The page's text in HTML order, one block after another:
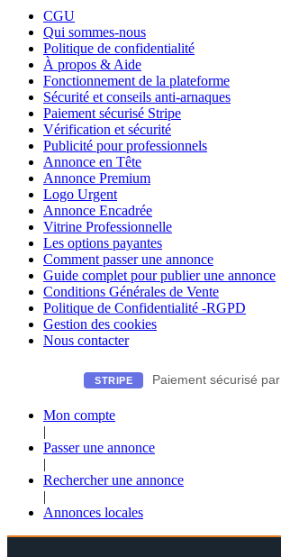
CGU
Qui sommes-nous
Politique de confidentialité
À propos & Aide
Fonctionnement de la plateforme
Sécurité et conseils anti-arnaques
Paiement sécurisé Stripe
Vérification et sécurité
Publicité pour professionnels
Annonce en Tête
Annonce Premium
Logo Urgent
Annonce Encadrée
Vitrine Professionnelle
Les options payantes
Comment passer une annonce
Guide complet pour publier une annonce
Conditions Générales de Vente
Politique de Confidentialité -RGPD
Gestion des cookies
Nous contacter
STRIPE Paiement sécurisé par
Mon compte
|
Passer une annonce
|
Rechercher une annonce
|
Annonces locales